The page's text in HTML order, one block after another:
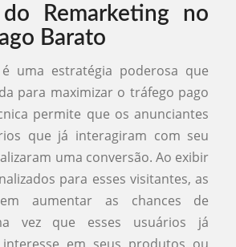
Remarketing no
Barato
uma estratégia poderosa que
para maximizar o tráfego pago
permite que os anunciantes
que já interagiram com seu
uma conversão. Ao exibir
para esses visitantes, as
aumentar as chances de
vez que esses usuários já